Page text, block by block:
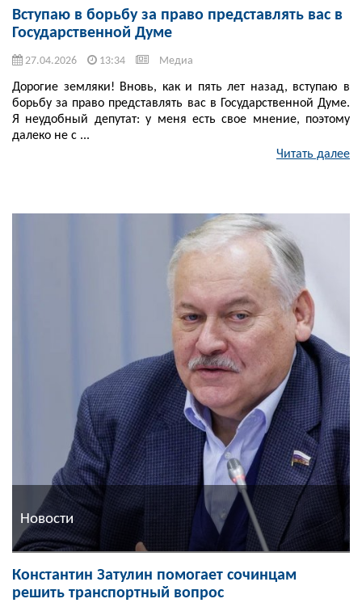
Вступаю в борьбу за право представлять вас в
Государственной Думе
27.04.2026 13:34 Медиа
Дорогие земляки! Вновь, как и пять лет назад, вступаю в
борьбу за право представлять вас в Государственной Думе.
Я неудобный депутат: у меня есть свое мнение, поэтому
далеко не с ...
Читать далее
Новости
Константин Затулин помогает сочинцам
решить транспортный вопрос